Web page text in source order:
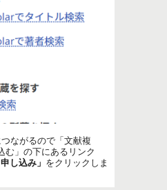
ながるので「文献複
む」の下にあるリンク
し込み」 をクリックしま